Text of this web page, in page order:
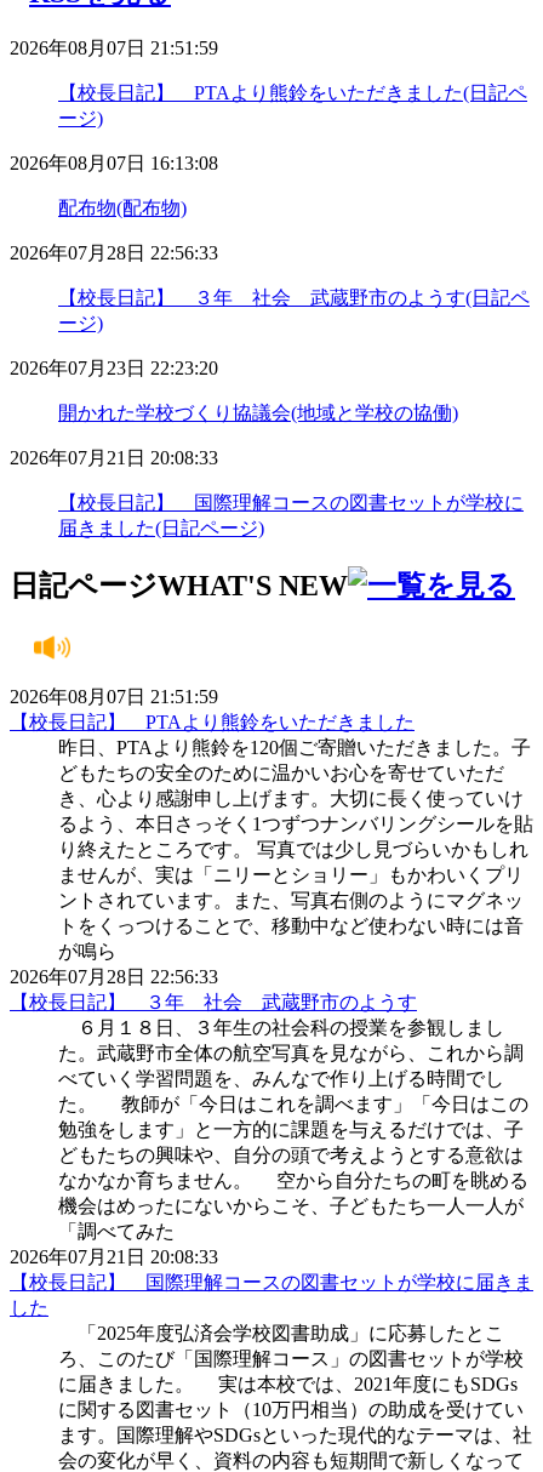
2026年08月07日 21:51:59
【校長日記】 PTAより熊鈴をいただきました(日記ペ
ージ)
2026年08月07日 16:13:08
配布物(配布物)
2026年07月28日 22:56:33
【校長日記】 ３年 社会 武蔵野市のようす(日記ペ
ージ)
2026年07月23日 22:23:20
開かれた学校づくり協議会(地域と学校の協働)
2026年07月21日 20:08:33
【校長日記】 国際理解コースの図書セットが学校に
届きました(日記ページ)
日記ページWHAT'S NEW
2026年08月07日 21:51:59
【校長日記】 PTAより熊鈴をいただきました
昨日、PTAより熊鈴を120個ご寄贈いただきました。子
どもたちの安全のために温かいお心を寄せていただ
き、心より感謝申し上げます。大切に長く使っていけ
るよう、本日さっそく1つずつナンバリングシールを貼
り終えたところです。 写真では少し見づらいかもしれ
ませんが、実は「ニリーとショリー」もかわいくプリ
ントされています。また、写真右側のようにマグネッ
トをくっつけることで、移動中など使わない時には音
が鳴ら
2026年07月28日 22:56:33
【校長日記】 ３年 社会 武蔵野市のようす
６月１８日、３年生の社会科の授業を参観しまし
た。武蔵野市全体の航空写真を見ながら、これから調
べていく学習問題を、みんなで作り上げる時間でし
た。 教師が「今日はこれを調べます」「今日はこの
勉強をします」と一方的に課題を与えるだけでは、子
どもたちの興味や、自分の頭で考えようとする意欲は
なかなか育ちません。 空から自分たちの町を眺める
機会はめったにないからこそ、子どもたち一人一人が
「調べてみた
2026年07月21日 20:08:33
【校長日記】 国際理解コースの図書セットが学校に届きま
した
「2025年度弘済会学校図書助成」に応募したとこ
ろ、このたび「国際理解コース」の図書セットが学校
に届きました。 実は本校では、2021年度にもSDGs
に関する図書セット（10万円相当）の助成を受けてい
ます。国際理解やSDGsといった現代的なテーマは、社
会の変化が早く、資料の内容も短期間で新しくなって